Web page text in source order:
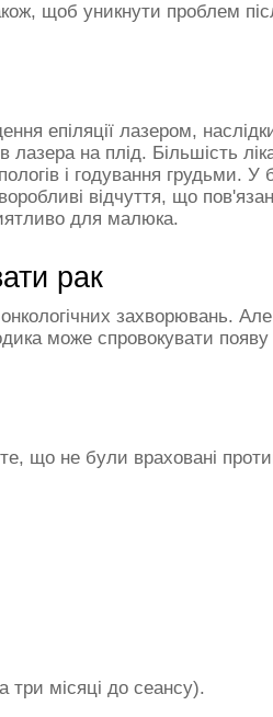
щоб уникнути проблем
епіляції лазером,
на плід. Більшість
і годування грудьми. У
відчуття, що
для малюка.
рак
захворювань.
може спровокувати появу
що не були враховані
три місяці до сеансу).